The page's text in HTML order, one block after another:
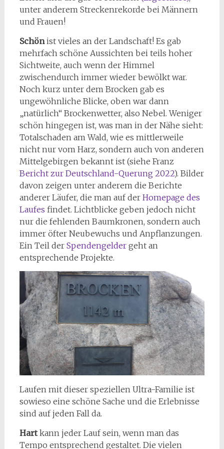
unter anderem Streckenrekorde bei Männern
und Frauen!
Schönist vieles an der Landschaft! Es gab
mehrfach schöne Aussichten bei teils hoher
Sichtweite, auch wenn der Himmel
zwischendurch immer wieder bewölkt war.
Noch kurz unter dem Brocken gab es
ungewöhnliche Blicke, oben war dann
„natürlich“ Brockenwetter, also Nebel. Weniger
schön hingegen ist, was man in der Nähe sieht:
Totalschaden am Wald, wie es mittlerweile
nicht nur vom Harz, sondern auch von anderen
Mittelgebirgen bekannt ist (siehe Franz
Bericht zur Deutschland-Querung 2022). Bilder
davon zeigen unter anderem die Berichte
anderer Läufer, die man auf der Homepage des
Laufes findet. Lichtblicke geben jedoch nicht
nur die fehlenden Baumkronen, sondern auch
immer öfter Neubewuchs und Anpflanzungen.
Ein Teil der Spendengelder geht an
entsprechende Projekte.
Laufen mit dieser speziellen Ultra-Familie ist
sowieso eine schöne Sache und die Erlebnisse
sind auf jeden Fall da.
Hartkann jeder Lauf sein, wenn man das
Tempo entsprechend gestaltet. Die vielen